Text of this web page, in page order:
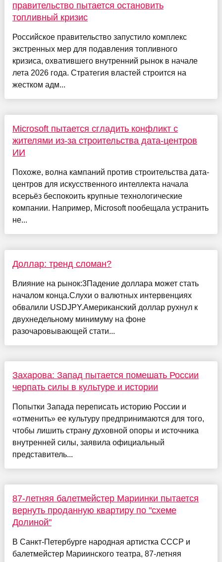
правительство пытается остановить
топливный кризис
Российское правительство запустило комплекс
экстренных мер для подавления топливного
кризиса, охватившего внутренний рынок в начале
лета 2026 года. Стратегия властей строится на
жестком адм...
Microsoft пытается сгладить конфликт с
жителями из-за строительства дата-центров
ИИ
Похоже, волна кампаний против строительства дата-
центров для искусственного интеллекта начала
всерьёз беспокоить крупные технологические
компании. Например, Microsoft пообещала устранить
не...
Доллар: тренд сломан?
Влияние на рынок:3Падение доллара может стать
началом конца.Слухи о валютных интервенциях
обвалили USDJPY.Американский доллар рухнул к
двухнедельному минимуму на фоне
разочаровывающей стати...
Захарова: Запад пытается помешать России
черпать силы в культуре и истории
Попытки Запада переписать историю России и
«отменить» ее культуру предпринимаются для того,
чтобы лишить страну духовной опоры и источника
внутренней силы, заявила официальный
представитель...
87-летняя балетмейстер Мариинки пытается
вернуть проданную квартиру по "схеме
Долиной"
В Санкт-Петербурге народная артистка СССР и
балетмейстер Мариинского театра, 87-летняя